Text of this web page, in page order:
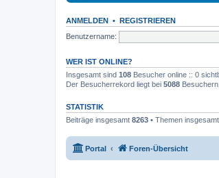
ANMELDEN • REGISTRIEREN
Benutzername:
WER IST ONLINE?
Insgesamt sind 108 Besucher online :: 0
Der Besucherrekord liegt bei 5088
STATISTIK
Beiträge insgesamt 8263 • Themen insgesamt
Portal Foren-Übersicht